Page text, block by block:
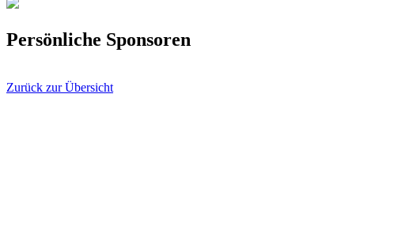
Persönliche Sponsoren
Zurück zur Übersicht